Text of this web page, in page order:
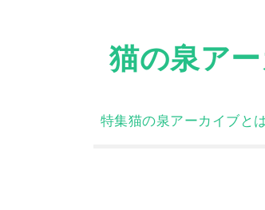
猫の泉ア
特集猫の泉アーカイブと